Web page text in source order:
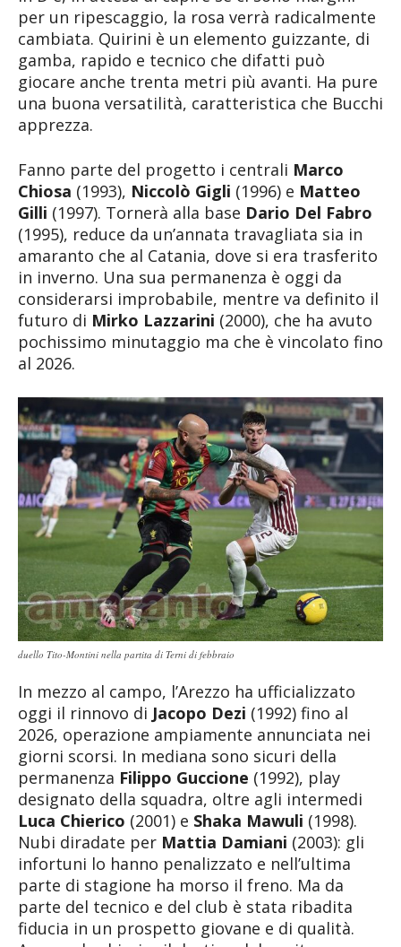
per un ripescaggio, la rosa verrà radicalmente
cambiata. Quirini è un elemento guizzante, di
gamba, rapido e tecnico che difatti può
giocare anche trenta metri più avanti. Ha pure
una buona versatilità, caratteristica che Bucchi
apprezza.
Fanno parte del progetto i centrali Marco
Chiosa (1993), Niccolò Gigli (1996) e Matteo
Gilli (1997). Tornerà alla base Dario Del Fabro
(1995), reduce da un’annata travagliata sia in
amaranto che al Catania, dove si era trasferito
in inverno. Una sua permanenza è oggi da
considerarsi improbabile, mentre va definito il
futuro di Mirko Lazzarini (2000), che ha avuto
pochissimo minutaggio ma che è vincolato fino
al 2026.
duello Tito-Montini nella partita di Terni di febbraio
In mezzo al campo, l’Arezzo ha ufficializzato
oggi il rinnovo di Jacopo Dezi (1992) fino al
2026, operazione ampiamente annunciata nei
giorni scorsi. In mediana sono sicuri della
permanenza Filippo Guccione (1992), play
designato della squadra, oltre agli intermedi
Luca Chierico (2001) e Shaka Mawuli (1998).
Nubi diradate per Mattia Damiani (2003): gli
infortuni lo hanno penalizzato e nell’ultima
parte di stagione ha morso il freno. Ma da
parte del tecnico e del club è stata ribadita
fiducia in un prospetto giovane e di qualità.